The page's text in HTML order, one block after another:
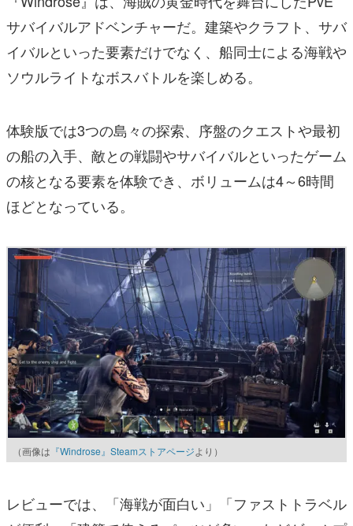
サバイバルアドベンチャーだ。建築やクラフト、サバ
イバルといった要素だけでなく、船同士による海戦や
ソウルライトなボスバトルを楽しめる。
体験版では3つの島々の探索、序盤のクエストや最初
の船の入手、敵との戦闘やサバイバルといったゲーム
の核となる要素を体験でき、ボリュームは4～6時間
ほどとなっている。
（画像は 『Windrose』Steamストアページより）
レビューでは、「海戦が面白い」「ファストトラベル